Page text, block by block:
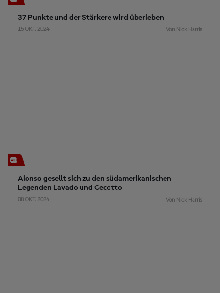
37 Punkte und der Stärkere wird überleben
15 OKT. 2024 Von Nick Harris
Alonso gesellt sich zu den südamerikanischen
Legenden Lavado und Cecotto
08 OKT. 2024 Von Nick Harris